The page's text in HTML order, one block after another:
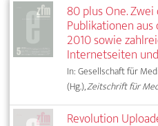
80 plus One.
Publikationen aus
2010 sowie
Internetseiten
In: Gesellschaft für
(Hg.),Zeitschrift für
Revolution